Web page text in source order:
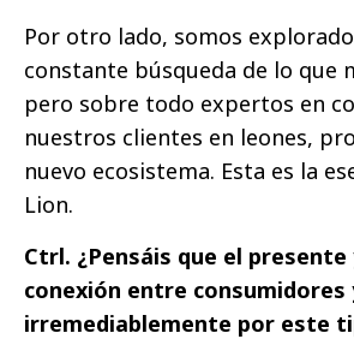
Por otro lado, somos
constante búsqueda de lo que
pero sobre todo expertos en
nuestros clientes en leones,
nuevo ecosistema. Esta es la
Lion.
Ctrl. ¿Pensáis que el
conexión entre consumidores
irremediablemente por este